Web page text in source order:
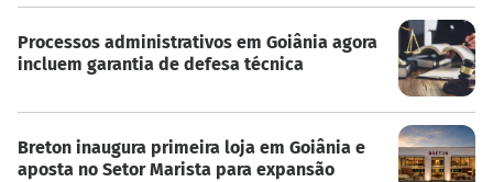
Processos administrativos em Goiânia agora
incluem garantia de defesa técnica
Breton inaugura primeira loja em Goiânia e
aposta no Setor Marista para expansão